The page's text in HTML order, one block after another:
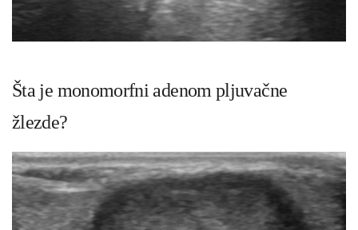
Šta je monomorfni adenom pljuvačne
žlezde?